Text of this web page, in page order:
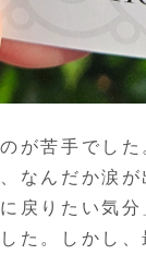
が苦手でし
なんだか涙
戻りたい気
た。しかし